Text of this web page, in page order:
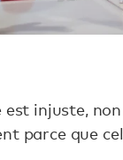
injuste,
parce que